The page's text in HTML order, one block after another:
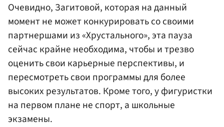
Очевидно, Загитовой, которая на данный
момент не может конкурировать со своими
партнершами из «Хрустального», эта пауза
сейчас крайне необходима, чтобы и трезво
оценить свои карьерные перспективы, и
пересмотреть свои программы для более
высоких результатов. Кроме того, у фигуристки
на первом плане не спорт, а школьные
экзамены.